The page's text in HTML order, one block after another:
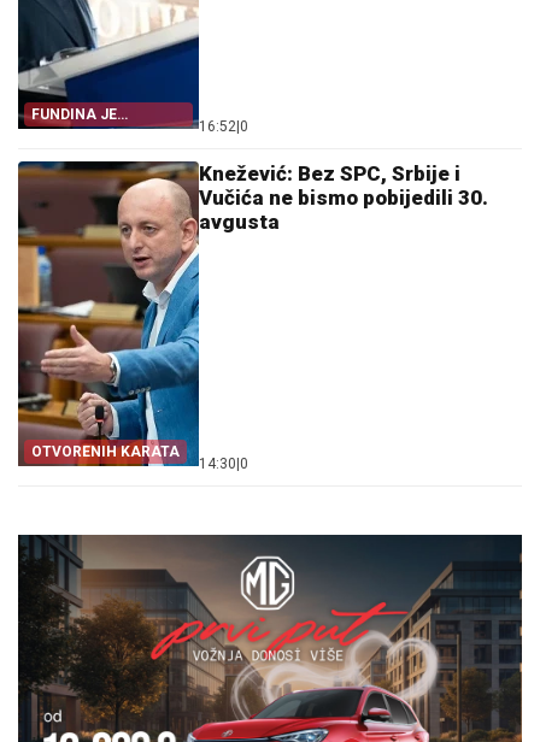
FUNDINA JE
POKAZALA SVE
16:52 0
OTVORENIH KARATA
Knežević: Bez SPC, Srbije i
Vučića ne bismo pobijedili 30.
avgusta
14:30 0